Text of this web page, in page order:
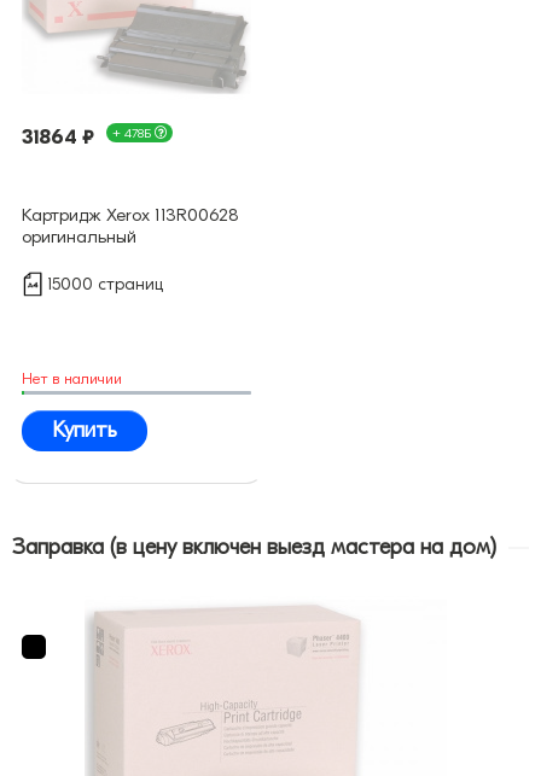
31864 ₽ + 478Б
Картридж Xerox 113R00628
оригинальный
15000 страниц
Нет в наличии
Купить
Заправка (в цену включен выезд мастера на дом)